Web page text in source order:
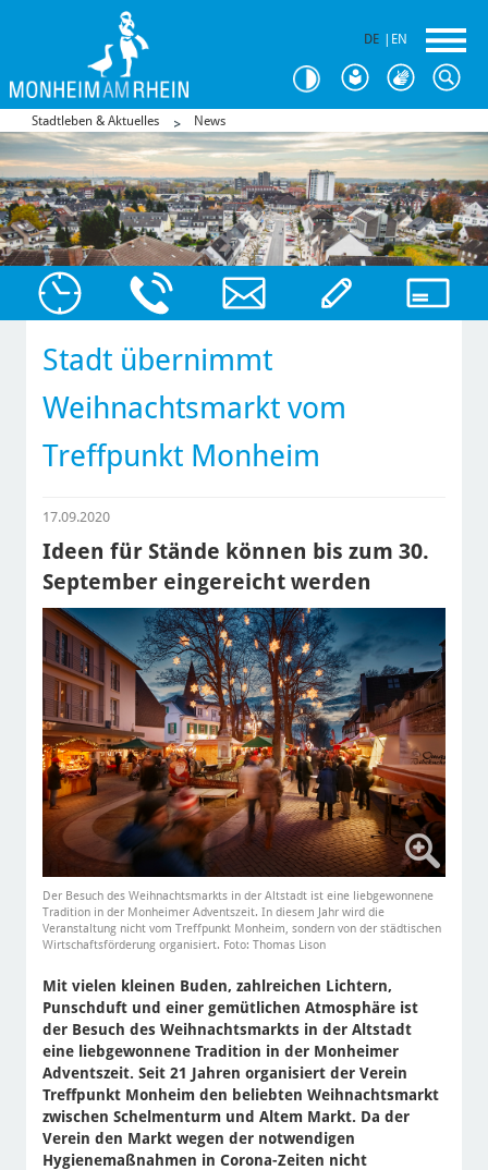
DE EN
Stadtleben & Aktuelles News
Stadt übernimmt
Weihnachtsmarkt vom
Treffpunkt Monheim
17.09.2020
Ideen für Stände können bis zum 30.
September eingereicht werden
Der Besuch des Weihnachtsmarkts in der Altstadt ist eine liebgewonnene
Tradition in der Monheimer Adventszeit. In diesem Jahr wird die
Veranstaltung nicht vom Treffpunkt Monheim, sondern von der städtischen
Wirtschaftsförderung organisiert. Foto: Thomas Lison
Mit vielen kleinen Buden, zahlreichen Lichtern,
Punschduft und einer gemütlichen Atmosphäre ist
der Besuch des Weihnachtsmarkts in der Altstadt
eine liebgewonnene Tradition in der Monheimer
Adventszeit. Seit 21 Jahren organisiert der Verein
Treffpunkt Monheim den beliebten Weihnachtsmarkt
zwischen Schelmenturm und Altem Markt. Da der
Verein den Markt wegen der notwendigen
Hygienemaßnahmen in Corona-Zeiten nicht